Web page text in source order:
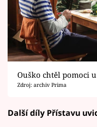
Ouško chtěl pomoci
Zdroj: archiv Prima
Další díly Přístavu